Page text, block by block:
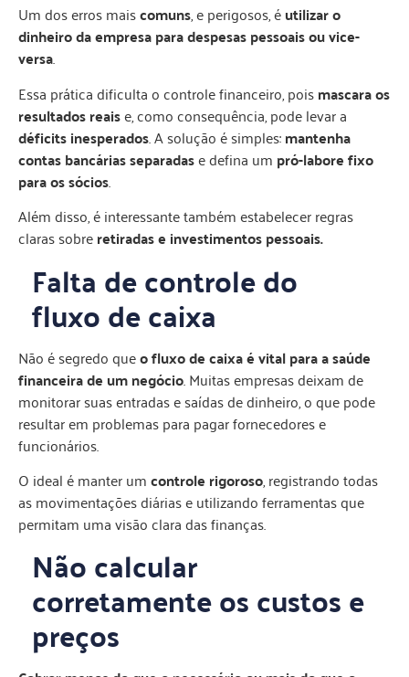
Um dos erros maiscomuns, e perigosos, éutilizar o
dinheiro da empresa para despesas pessoais ou vice-
versa.
Essa prática dificulta o controle financeiro, poismascara os
resultados reaise, como consequência, pode levar a
déficits inesperados. A solução é simples:mantenha
contas bancárias separadase defina um pró-labore fixo
para os sócios.
Além disso, é interessante também estabelecer regras
claras sobreretiradas e investimentos pessoais.
Falta de controle do
fluxo de caixa
Não é segredo queo fluxo de caixa é vital para a saúde
financeira de um negócio. Muitas empresas deixam de
monitorar suas entradas e saídas de dinheiro, o que pode
resultar em problemas para pagar fornecedores e
funcionários.
O ideal é manter umcontrole rigoroso, registrando todas
as movimentações diárias e utilizando ferramentas que
permitam uma visão clara das finanças.
Não calcular
corretamente os custos e
preços